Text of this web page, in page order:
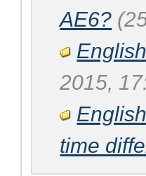
AE6?
2015,
time